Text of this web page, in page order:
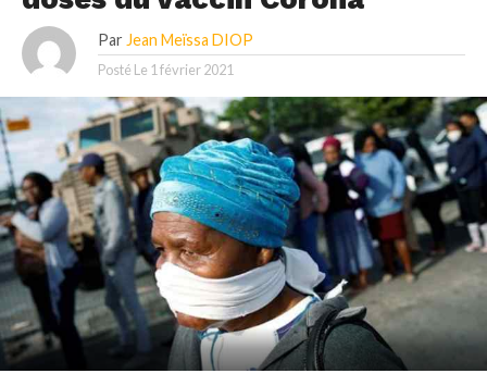
Par Jean Meïssa DIOP
Posté Le 1 février 2021